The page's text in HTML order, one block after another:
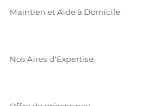
Maintien et Aide à Domicile
Nos Aires d'Expertise